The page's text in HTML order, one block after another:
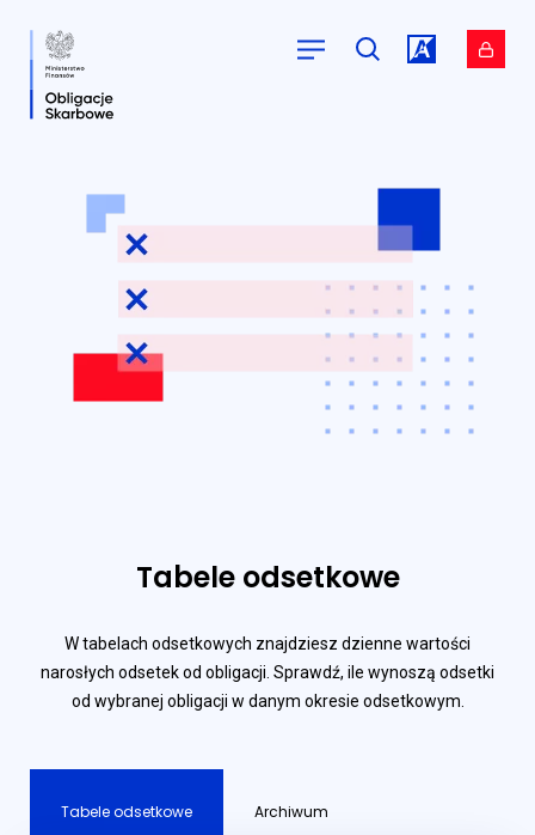
Przejdź do
Tabele odsetkowe
W tabelach odsetkowych znajdziesz dzienne wartości
narosłych odsetek od obligacji. Sprawdź, ile wynoszą odsetki
od wybranej obligacji w danym okresie odsetkowym.
Tabele odsetkowe Archiwum